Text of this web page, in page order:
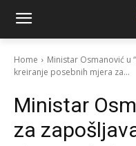
Home
Ministar Osmanović u
kreiranje posebnih mjera za...
Ministar
za